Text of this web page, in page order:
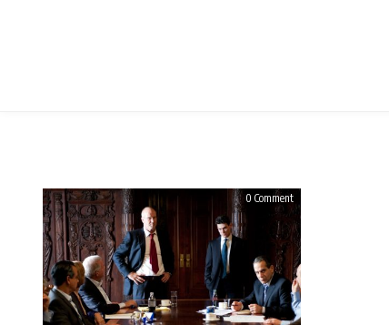
0 Commenton
รีวิว
Too
Big
to
Fail
(2011)
ใหญ่
เกิน
กว่า
จะ
ล้ม